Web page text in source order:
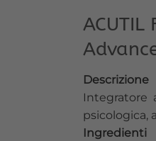
ACUTIL
Descrizione
Integratore
psicologica,
Ingredienti